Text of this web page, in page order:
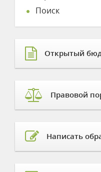
Поиск
Открытый
Правовой
Написать